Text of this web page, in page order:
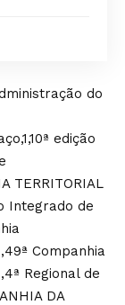
do
edição
TERRITORIAL
Integrado de
Companhia
Regional de
DA